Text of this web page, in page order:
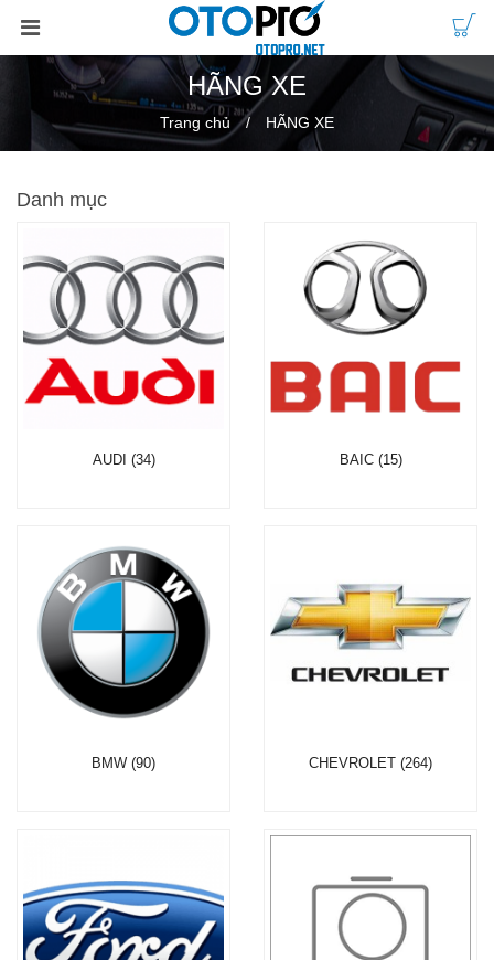
HÃNG XE
Trang chủ HÃNG XE
Danh mục
AUDI (34) BAIC (15)
BMW (90) CHEVROLET (264)